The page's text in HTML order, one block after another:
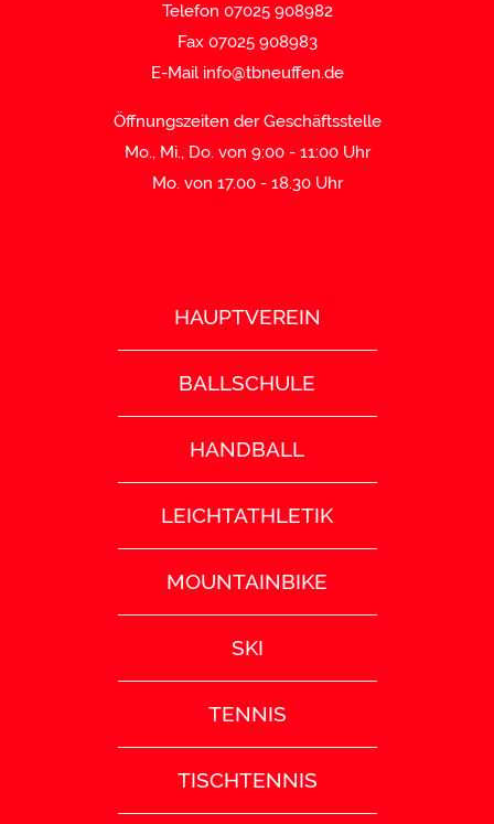
Telefon 07025 908982
Fax 07025 908983
E-Mail info@tbneuffen.de
Öffnungszeiten der Geschäftsstelle
Mo., Mi., Do. von 9:00 - 11:00 Uhr
Mo. von 17.00 - 18.30 Uhr
HAUPTVEREIN
BALLSCHULE
HANDBALL
LEICHTATHLETIK
MOUNTAINBIKE
SKI
TENNIS
TISCHTENNIS